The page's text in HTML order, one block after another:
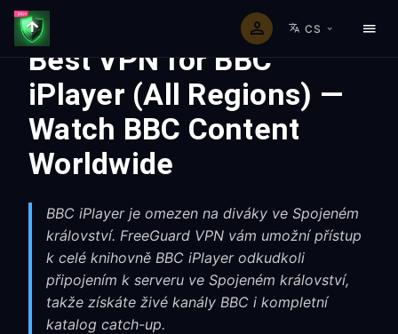
CS
Best VPN for BBC
iPlayer (All Regions) —
Watch BBC Content
Worldwide
BBC iPlayer je omezen na diváky ve Spojeném
království. FreeGuard VPN vám umožní přístup
k celé knihovně BBC iPlayer odkudkoli
připojením k serveru ve Spojeném království,
takže získáte živé kanály BBC i kompletní
katalog catch-up.